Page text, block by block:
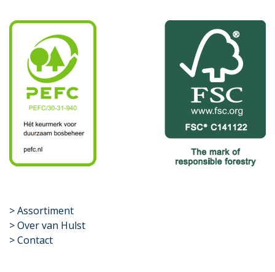
​>Assortiment
> Over van Hulst
> Contact